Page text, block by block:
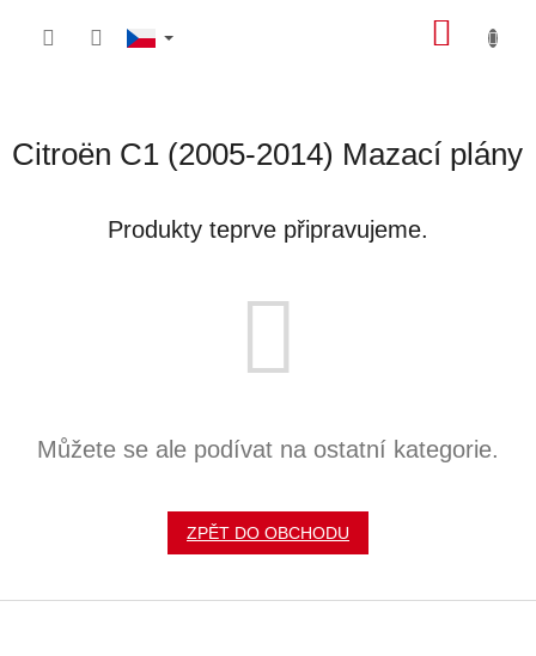
Citroën C1 (2005-2014) Mazací plány
Produkty teprve připravujeme.
Můžete se ale podívat na ostatní kategorie.
ZPĚT DO OBCHODU